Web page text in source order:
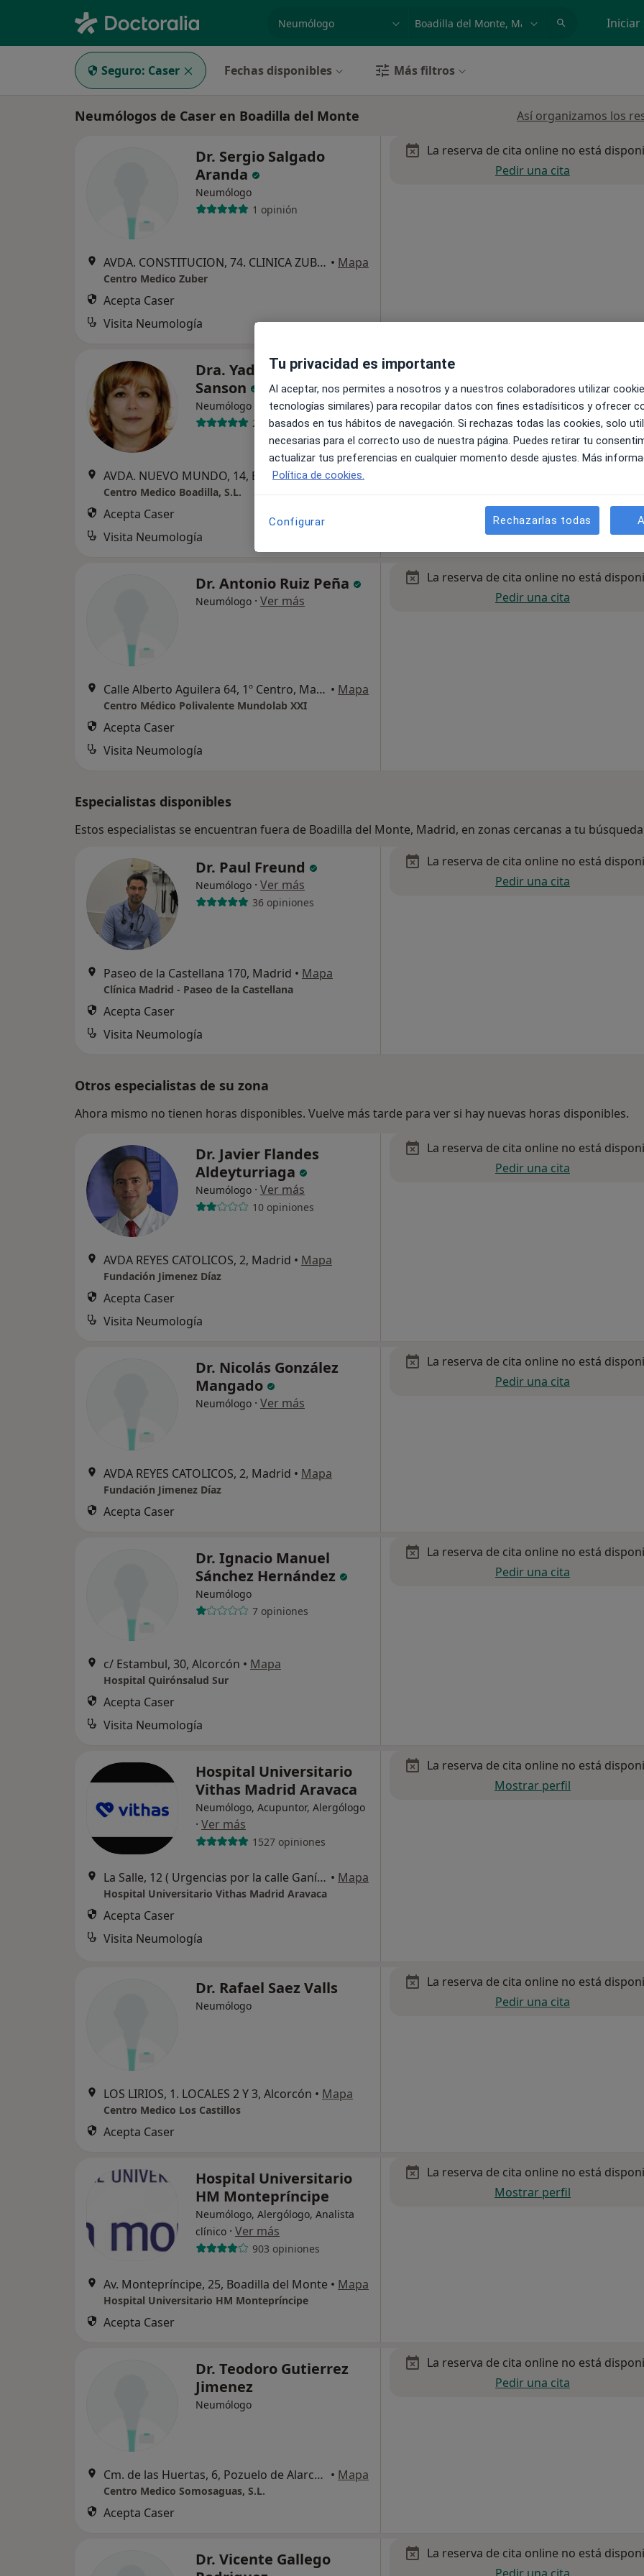
especialidad, enfermedad o nombre Iniciar
Seguro: Caser Fechas disponibles Más filtros
Neumólogos de Caser en Boadilla del Monte Así organizamos los
Dr. Sergio Salgado
Aranda
Neumólogo
1 opinión
AVDA. CONSTITUCION, 74. CLINICA ZUBER, Móstoles • Mapa
Centro Medico Zuber
Acepta Caser
Visita Neumología
La reserva de cita online no está
Pedir una cita
Dra. Yadira Dobarganes
Sanson
Neumólogo
20 opiniones
AVDA. NUEVO MUNDO, 14, Boadilla del Monte •Mapa
Centro Medico Boadilla, S.L.
Acepta Caser
Visita Neumología
La reserva de cita online no está
Pedir una cita
Dr. Antonio Ruiz Peña
Neumólogo · Ver más
Calle Alberto Aguilera 64, 1º Centro, Madrid • Mapa
Centro Médico Polivalente Mundolab XXI
Acepta Caser
Visita Neumología
La reserva de cita online no está
Pedir una cita
Especialistas disponibles
Estos especialistas se encuentran fuera de Boadilla del Monte, Madrid, en zonas cercanas a tu búsqueda
Dr. Paul Freund
Neumólogo · Ver más
36 opiniones
Paseo de la Castellana 170, Madrid • Mapa
Clínica Madrid - Paseo de la Castellana
Acepta Caser
Visita Neumología
La reserva de cita online no está
Pedir una cita
Otros especialistas de su zona
Ahora mismo no tienen horas disponibles. Vuelve más tarde para ver si hay nuevas horas disponibles.
Dr. Javier Flandes
Aldeyturriaga
Neumólogo · Ver más
10 opiniones
AVDA REYES CATOLICOS, 2, Madrid • Mapa
Fundación Jimenez Díaz
Acepta Caser
Visita Neumología
La reserva de cita online no está
Pedir una cita
Dr. Nicolás González
Mangado
Neumólogo · Ver más
AVDA REYES CATOLICOS, 2, Madrid • Mapa
Fundación Jimenez Díaz
Acepta Caser
La reserva de cita online no está
Pedir una cita
Dr. Ignacio Manuel
Sánchez Hernández
Neumólogo
7 opiniones
c/ Estambul, 30, Alcorcón • Mapa
Hospital Quirónsalud Sur
Acepta Caser
Visita Neumología
La reserva de cita online no está
Pedir una cita
Hospital Universitario
Vithas Madrid Aravaca
Neumólogo, Acupuntor, Alergólogo
· Ver más
1527 opiniones
La Salle, 12 ( Urgencias por la calle Ganímedes), Madrid • Mapa
Hospital Universitario Vithas Madrid Aravaca
Acepta Caser
Visita Neumología
La reserva de cita online no está
Mostrar perfil
Dr. Rafael Saez Valls
Neumólogo
LOS LIRIOS, 1. LOCALES 2 Y 3, Alcorcón • Mapa
Centro Medico Los Castillos
Acepta Caser
La reserva de cita online no está
Pedir una cita
Hospital Universitario
HM Montepríncipe
Neumólogo, Alergólogo, Analista
clínico · Ver más
903 opiniones
Av. Montepríncipe, 25, Boadilla del Monte • Mapa
Hospital Universitario HM Montepríncipe
Acepta Caser
La reserva de cita online no está
Mostrar perfil
Dr. Teodoro Gutierrez
Jimenez
Neumólogo
Cm. de las Huertas, 6, Pozuelo de Alarcón • Mapa
Centro Medico Somosaguas, S.L.
Acepta Caser
La reserva de cita online no está
Pedir una cita
Dr. Vicente Gallego
La reserva de cita online no está
Tu privacidad es importante
Al aceptar, nos permites a nosotros y a nuestros colaboradores utilizar
tecnologías similares) para recopilar datos con fines estadísiticos y ofrecer
basados en tus hábitos de navegación. Si rechazas todas las cookies, solo
necesarias para el correcto uso de nuestra página. Puedes retirar tu
actualizar tus preferencias en cualquier momento desde ajustes. Más
Política de cookies.
Configurar Rechazarlas todas